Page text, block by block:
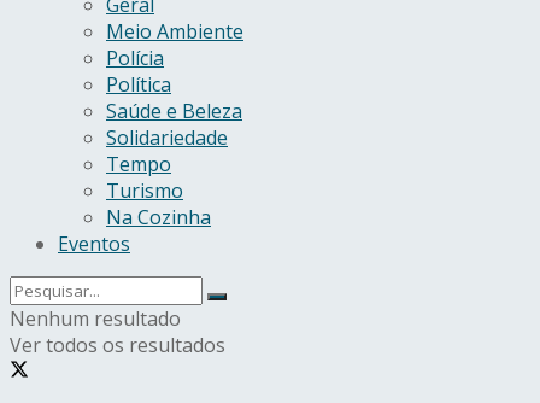
Meio Ambiente
Polícia
Política
Saúde e Beleza
Solidariedade
Tempo
Turismo
Na Cozinha
Eventos
Nenhum resultado
Ver todos os resultados